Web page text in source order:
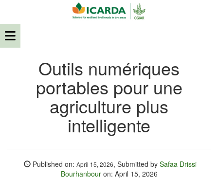
Outils numériques
portables pour une
agriculture plus
intelligente
Published on: April 15, 2026, Submitted by Safaa Drissi
Bourhanbouron: April 15, 2026